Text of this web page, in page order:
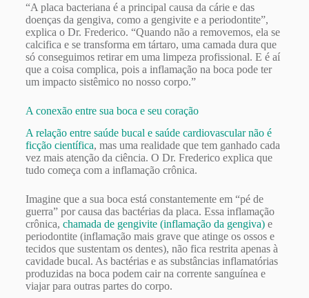
“A placa bacteriana é a principal causa da cárie e das
doenças da gengiva, como a gengivite e a periodontite”,
explica o Dr. Frederico. “Quando não a removemos, ela se
calcifica e se transforma em tártaro, uma camada dura que
só conseguimos retirar em uma limpeza profissional. E é aí
que a coisa complica, pois a inflamação na boca pode ter
um impacto sistêmico no nosso corpo.”
A conexão entre sua boca e seu coração
A relação entre saúde bucal e saúde cardiovascular não é
ficção científica, mas uma realidade que tem ganhado cada
vez mais atenção da ciência. O Dr. Frederico explica que
tudo começa com a inflamação crônica.
Imagine que a sua boca está constantemente em “pé de
guerra” por causa das bactérias da placa. Essa inflamação
crônica, chamada de gengivite (inflamação da gengiva)e
periodontite (inflamação mais grave que atinge os ossos e
tecidos que sustentam os dentes), não fica restrita apenas à
cavidade bucal. As bactérias e as substâncias inflamatórias
produzidas na boca podem cair na corrente sanguínea e
viajar para outras partes do corpo.